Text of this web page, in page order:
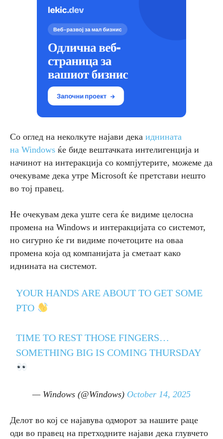
Со оглед на неколкуте најави дека иднината
на Windows ќе биде вештачката интелигенција и
начинот на интеракција со компјутерите, можеме да
очекуваме дека утре Microsoft ќе претстави нешто
во тој правец.
Не очекувам дека уште сега ќе видиме целосна
промена на Windows и интеракцијата со системот,
но сигурно ќе ги видиме почетоците на оваа
промена која од компанијата ја сметаат како
иднината на системот.
YOUR HANDS ARE ABOUT TO GET SOME
PTO
TIME TO REST THOSE FINGERS…
SOMETHING BIG IS COMING THURSDAY
— Windows (@Windows) October 14, 2025
Делот во кој се најавува одморот за нашите раце
оди во правец на претходните најави дека глувчето